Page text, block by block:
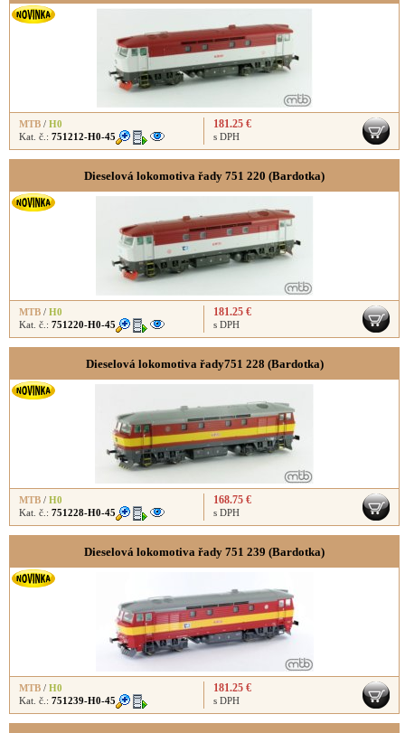
MTB / H0
Kat. č.: 751212-H0-45
181.25 €
s DPH
Dieselová lokomotiva řady 751 220 (Bardotka)
MTB / H0
Kat. č.: 751220-H0-45
181.25 €
s DPH
Dieselová lokomotiva řady751 228 (Bardotka)
MTB / H0
Kat. č.: 751228-H0-45
168.75 €
s DPH
Dieselová lokomotiva řady 751 239 (Bardotka)
MTB / H0
Kat. č.: 751239-H0-45
181.25 €
s DPH